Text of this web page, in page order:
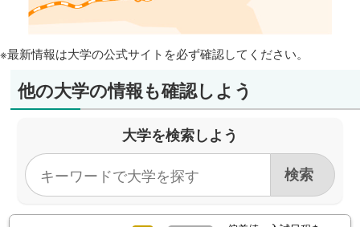
※最新情報は大学の公式サイトを必ず確認してください。
他の大学の情報も確認しよう
大学を検索しよう